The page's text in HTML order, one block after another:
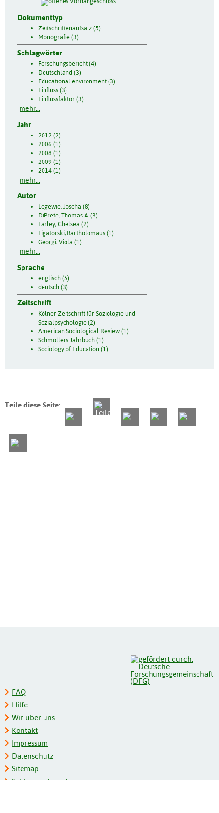
Dokumenttyp
Zeitschriftenaufsatz (5)
Monografie (3)
Schlagwörter
Forschungsbericht (4)
Deutschland (3)
Educational environment (3)
Einfluss (3)
Einflussfaktor (3)
mehr...
Jahr
2012 (2)
2006 (1)
2008 (1)
2009 (1)
2014 (1)
mehr...
Autor
Legewie, Joscha (8)
DiPrete, Thomas A. (3)
Farley, Chelsea (2)
Figatorski, Bartholomäus (1)
Georgi, Viola (1)
mehr...
Sprache
englisch (5)
deutsch (3)
Zeitschrift
Kölner Zeitschrift für Soziologie und
Sozialpsychologie (2)
American Sociological Review (1)
Schmollers Jahrbuch (1)
Sociology of Education (1)
Teile diese Seite:
FAQ
Hilfe
Wir über uns
Kontakt
Impressum
Datenschutz
Sitemap
Schlagwortregister